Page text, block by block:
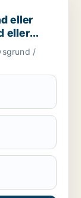
til salg i
eller
eller
/